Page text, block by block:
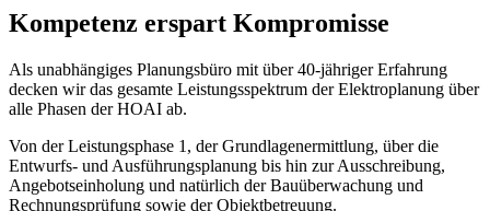
Kompetenz erspart Kompromisse
Als unabhängiges Planungsbüro mit über 40-jähriger Erfahrung
decken wir das gesamte Leistungsspektrum der Elektroplanung über
alle Phasen der HOAI ab.
Von der Leistungsphase 1, der Grundlagenermittlung, über die
Entwurfs- und Ausführungsplanung bis hin zur Ausschreibung,
Angebotseinholung und natürlich der Bauüberwachung und
Rechnungsprüfung sowie der Objektbetreuung.